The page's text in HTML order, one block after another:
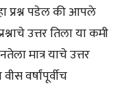
प्रश्न पडेल की आपले
उत्तर तिला या कमी
मात्र याचे उत्तर
वर्षांपूर्वीच